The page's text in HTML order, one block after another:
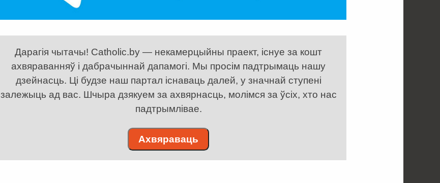
Дарагія чытачы! Catholic.by — некамерцыйны праект, існуе за кошт
ахвяраванняў і дабрачыннай дапамогі. Мы просім падтрымаць нашу
дзейнасць. Ці будзе наш партал існаваць далей, у значнай ступені
залежыць ад вас. Шчыра дзякуем за ахвярнасць, молімся за ўсіх, хто нас
падтрымлівае.
Ахвяраваць